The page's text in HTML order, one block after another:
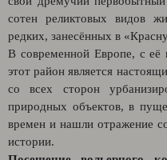
сотен реликтовых видов
редких, занесённых в
В современной Европе, с её
этот район является
со всех сторон
природных объектов, в
времен и нашли отражение
истории.